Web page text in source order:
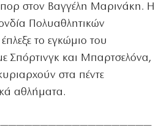
στον Βαγγέλη Μαρινάκη. Η
Πολυαθλητικών
το εγκώμιο του
Σπόρτινγκ και Μπαρτσελόνα,
στα πέντε
αθλήματα.